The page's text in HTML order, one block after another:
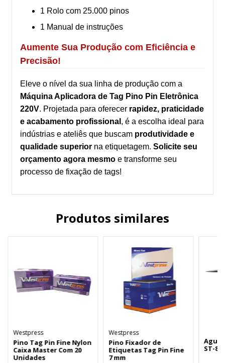
1 Rolo com 25.000 pinos
1 Manual de instruções
Aumente Sua Produção com Eficiência e
Precisão!
Eleve o nível da sua linha de produção com a
Máquina Aplicadora de Tag Pino Pin Eletrônica
220V. Projetada para oferecer rapidez, praticidade
e acabamento profissional , é a escolha ideal para
indústrias e ateliês que buscam produtividade e
qualidade superior na etiquetagem. Solicite seu
orçamento agora mesmo e transforme seu
processo de fixação de tags!
Produtos similares
Westpress
Pino Tag Pin Fine Nylon
Caixa Master Com 20
Unidades
Westpress
Pino Fixador de
Etiquetas Tag Pin Fine
7 mm
ST-80